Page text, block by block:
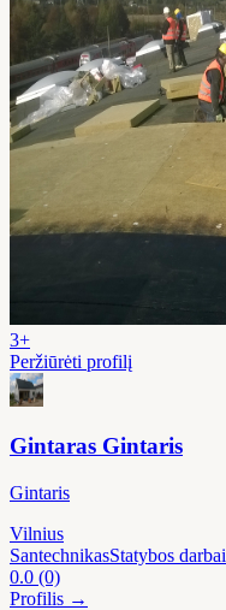
3+
Peržiūrėti profilį
Gintaras Gintaris
Gintaris
Vilnius
SantechnikasStatybos darbai
0.0 (0)
Profilis →